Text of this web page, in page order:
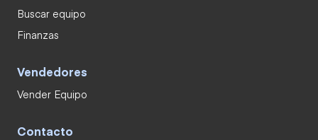
Buscar equipo
Finanzas
Vendedores
Vender Equipo
Contacto